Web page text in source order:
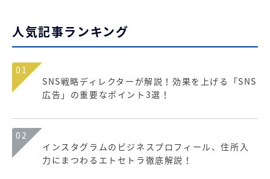
人気記事ランキング
01
SNS戦略ディレクターが解説！効果を上げる「SNS
広告」の重要なポイント3選！
02
インスタグラムのビジネスプロフィール、住所入
力にまつわるエトセトラ徹底解説！